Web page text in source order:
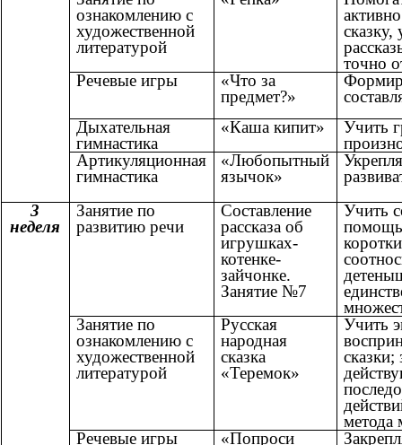
ознакомлению с
художественной
литературой
сказку,
точно
Речевые игры
«Что за
предмет?»
Дыхательная
гимнастика
«Каша кипит»
Учить
Артикуляционная
гимнастика
«Любопытный
язычок»
3
неделя
Занятие по
развитию речи
Составление
рассказа об
игрушках-
котенке-
зайчонке.
Занятие №7
Учить
Занятие по
ознакомлению с
художественной
литературой
Русская
народная
сказка
«Теремок»
Учить
сказки;
метода
Речевые игры
«Попроси